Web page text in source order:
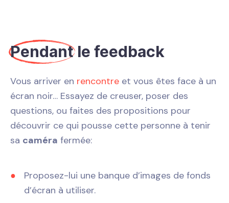
Pendantle feedback
Vous arriver en rencontre et vous êtes face à un
écran noir… Essayez de creuser, poser des
questions, ou faites des propositions pour
découvrir ce qui pousse cette personne à tenir
sa caméra fermée:
Proposez-lui une banque d’images de fonds
d’écran à utiliser.